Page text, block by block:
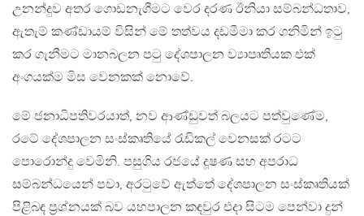
උනන්දුව අතර ගොඩනැගීමට වෙර දරණ ඊනියා සම්බන්ධතාව,
ඇතැම් කණ්ඩායම් විසින් මේ තත්වය දඩමීමා කර ගනිමින් ඉටු
කර ගැනීමට මානබලන පටු දේශපාලන ව්‍යාපෘතියක එක්
අංගයක්ම මිස වෙනකක් නොවේ.
මේ ජනාධිපතිවරයාත්, නව ආණ්ඩුවත් බලයට පත්වුණේම,
රටේ දේශපාලන සංස්කෘතියේ රැඩිකල් වෙනසක් රටට
පොරොන්දු වෙමිනි. පසුගිය රජයේ දූෂණ සහ අපරාධ
සම්බන්ධයෙන් පවා, අරටුවේ ඇත්තේ දේශපාලන සංස්කෘතියක්
පිළිබඳ ප‍්‍රශ්නයක් බව යහපාලන කඳවුර එදා සිටම පෙන්වා දුන්